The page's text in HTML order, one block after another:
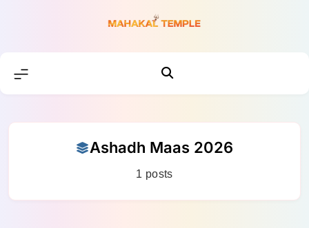
Ashadh Maas 2026
1 posts